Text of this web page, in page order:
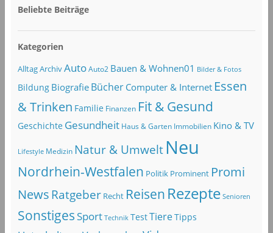
Beliebte Beiträge
Kategorien
AlltagArchivAuto Auto2 Bauen & Wohnen01 Bilder & Fotos
Bildung Biografie Bücher Computer & Internet Essen
& Trinken Familie Finanzen Fit & Gesund
Geschichte Gesundheit Haus & Garten Immobilien Kino & TV
Lifestyle Medizin Natur & Umwelt Neu
Nordrhein-Westfalen Politik Prominent Promi
NewsRatgeber Recht Reisen Rezepte Senioren
SonstigesSport Technik TestTiereTipps